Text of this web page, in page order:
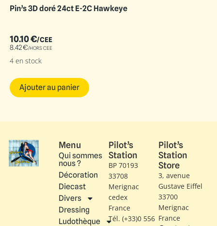
Pin’s 3D doré 24ct E-2C Hawkeye
10.10€/CEE
8.42€/HORS CEE
4 en stock
Ajouter au panier
Menu
Qui sommes
nous ?
Décoration
Diecast
Divers
Dressing
Ludothèque
Pilot’s
Station
BP 70193
33708
Merignac
cedex
France
Tél. (+33)0 556
Pilot’s
Station
Store
3, avenue
Gustave Eiffel​
33700
Merignac
France